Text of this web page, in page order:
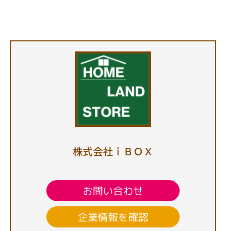
株式会社ｉＢＯＸ
お問い合わせ
企業情報を確認